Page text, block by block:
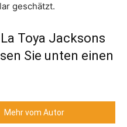
geschätzt.
Toya Jacksons
Sie unten einen
Mehr vom Autor